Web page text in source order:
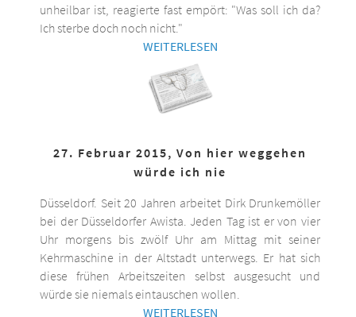
unheilbar ist, reagierte fast empört: "Was soll ich da?
Ich sterbe doch noch nicht."
WEITERLESEN
27. Februar 2015, Von hier weggehen
würde ich nie
Düsseldorf. Seit 20 Jahren arbeitet Dirk Drunkemöller
bei der Düsseldorfer Awista. Jeden Tag ist er von vier
Uhr morgens bis zwölf Uhr am Mittag mit seiner
Kehrmaschine in der Altstadt unterwegs. Er hat sich
diese frühen Arbeitszeiten selbst ausgesucht und
würde sie niemals eintauschen wollen.
WEITERLESEN